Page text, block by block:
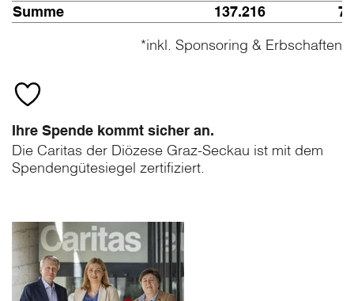
Summe 137.216
*inkl. Sponsoring & Erbschaften
Ihre Spende kommt sicher an.
Die Caritas der Diözese Graz-Seckau ist mit dem
Spendengütesiegel zertifiziert.